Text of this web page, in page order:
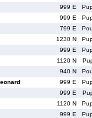
999 E
999 E
799 E
1230 N
999 E
1120 N
940 N
999 E
999 E
1120 N
999 E